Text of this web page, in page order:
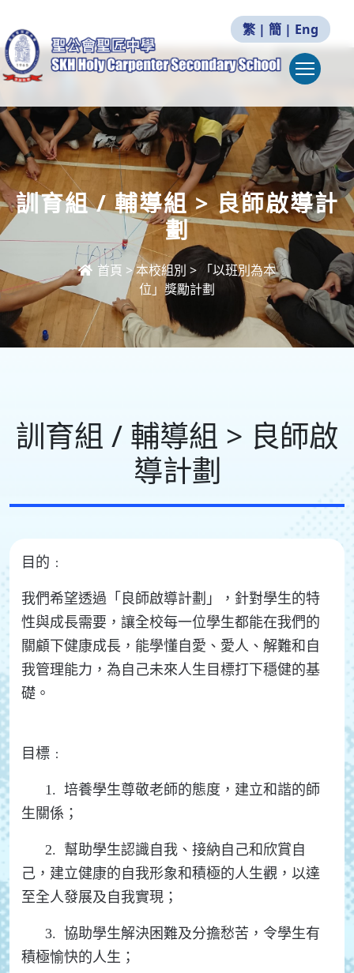
繁 | 簡 | Eng
訓育組 / 輔導組 > 良師啟導計
劃
首頁 >本校組別 >「以班別為本
位」獎勵計劃
訓育組 / 輔導組 > 良師啟
導計劃
目的﹕
我們希望透過「良師啟導計劃」，針對學生的特
性與成長需要，讓全校每一位學生都能在我們的
關顧下健康成長，能學懂自愛、愛人、解難和自
我管理能力，為自己未來人生目標打下穩健的基
礎。
目標﹕
1. 培養學生尊敬老師的態度，建立和諧的師
生關係；
2. 幫助學生認識自我、接納自己和欣賞自
己，建立健康的自我形象和積極的人生觀，以達
至全人發展及自我實現；
3. 協助學生解決困難及分擔愁苦，令學生有
積極愉快的人生；